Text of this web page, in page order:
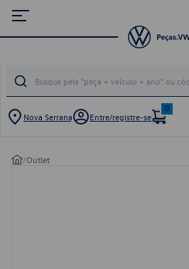
Nova Serrana Entre/registre-se
0
/Outlet